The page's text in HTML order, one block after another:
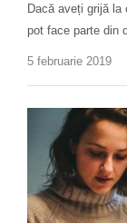
Dacă aveți grijă
pot face parte din
5 februarie 2019